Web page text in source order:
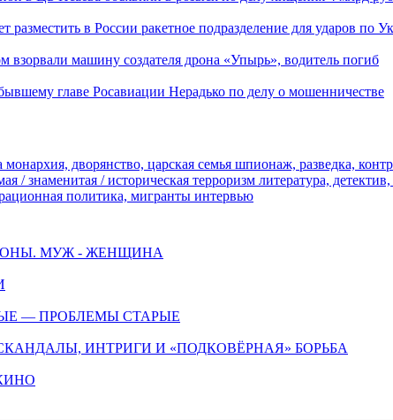
в России ракетное подразделение для ударов по
взорвали машину создателя дрона «Упырь», водитель погиб
главе Росавиации Нерадько по делу о мошенничестве
монархия, дворянство, царская семья шпионаж, разведка,
/ знаменитая / историческая терроризм литература,
политика, мигранты интервью
МУЖ - ЖЕНЩИНА
— ПРОБЛЕМЫ СТАРЫЕ
ИНТРИГИ И «ПОДКОВЁРНАЯ» БОРЬБА